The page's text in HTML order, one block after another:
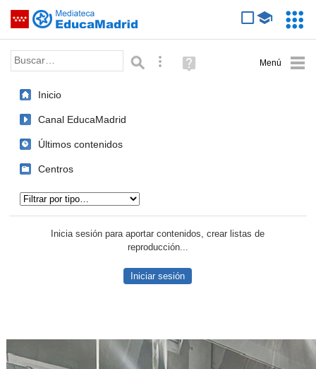
Saltar navegación
Palabra o frase: Búsqueda avanzada
Ayuda
(en
Inicio
Canal EducaMadrid
Últimos contenidos
Centros
Inicia sesión para aportar contenidos, crear listas de
reproducción...
Iniciar sesión